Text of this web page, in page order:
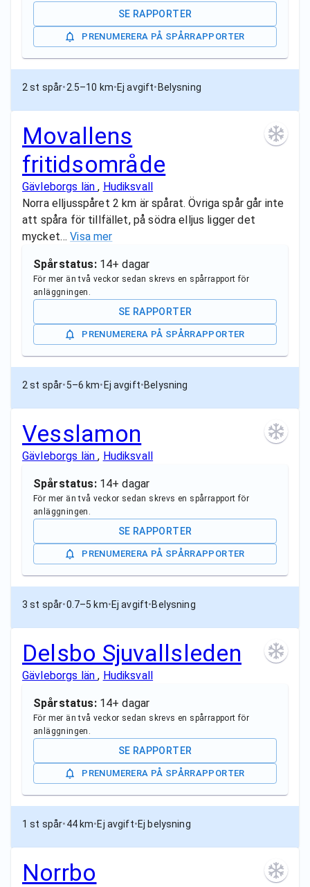
SE RAPPORTER
PRENUMERERA PÅ SPÅRRAPPORTER
2 st spår•2.5–10 km•Ej avgift• Belysning
Movallens
fritidsområde
Gävleborgs län, Hudiksvall
Norra elljusspåret 2 km är spårat. Övriga spår går inte
att spåra för tillfället, på södra elljus ligger det
mycket…Visa mer
Spårstatus: 14+ dagar
För mer än två veckor sedan skrevs en spårrapport för
anläggningen.
SE RAPPORTER
PRENUMERERA PÅ SPÅRRAPPORTER
2 st spår•5–6 km• Ej avgift•Belysning
Vesslamon
Gävleborgs län, Hudiksvall
Spårstatus: 14+ dagar
För mer än två veckor sedan skrevs en spårrapport för
anläggningen.
SE RAPPORTER
PRENUMERERA PÅ SPÅRRAPPORTER
3 st spår•0.7–5 km•Ej avgift•Belysning
Delsbo Sjuvallsleden
Gävleborgs län, Hudiksvall
Spårstatus: 14+ dagar
För mer än två veckor sedan skrevs en spårrapport för
anläggningen.
SE RAPPORTER
PRENUMERERA PÅ SPÅRRAPPORTER
1 st spår•44 km•Ej avgift•Ej belysning
Norrbo